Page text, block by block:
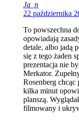
Ja_n
22 października
To powszechna
opowiadają
detale, albo jadą
się z tego żaden
prezentacja nie
Merkator.
Rosenberg chcąc
kilka minut
planszą.
filmowany i